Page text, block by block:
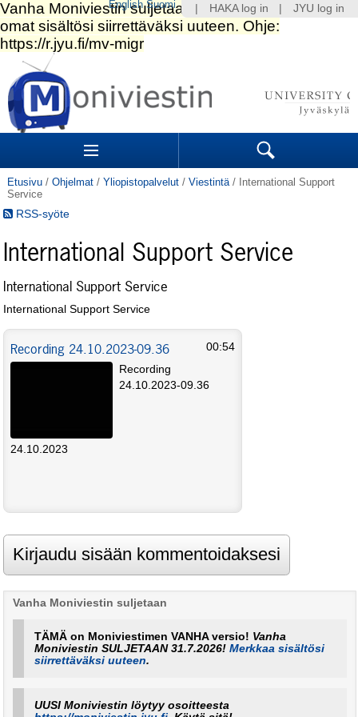
Siirry
sisältöön.
|
Siirry
navigointiin
Sections Search
Etusivu / Ohjelmat / Yliopistopalvelut / Viestintä / International Support
Service
RSS-syöte
International Support Service
International Support Service
International Support Service
Recording 24.10.2023-09.36
00:54
Recording
24.10.2023-09.36
24.10.2023
Vanha Moniviestin suljetaan
TÄMÄ on Moniviestimen VANHA versio! Vanha
Moniviestin SULJETAAN 31.7.2026!Merkkaa sisältösi
siirrettäväksi uuteen.
UUSI Moniviestin löytyy osoitteesta
HAKA log in JYU log in
English Suomi